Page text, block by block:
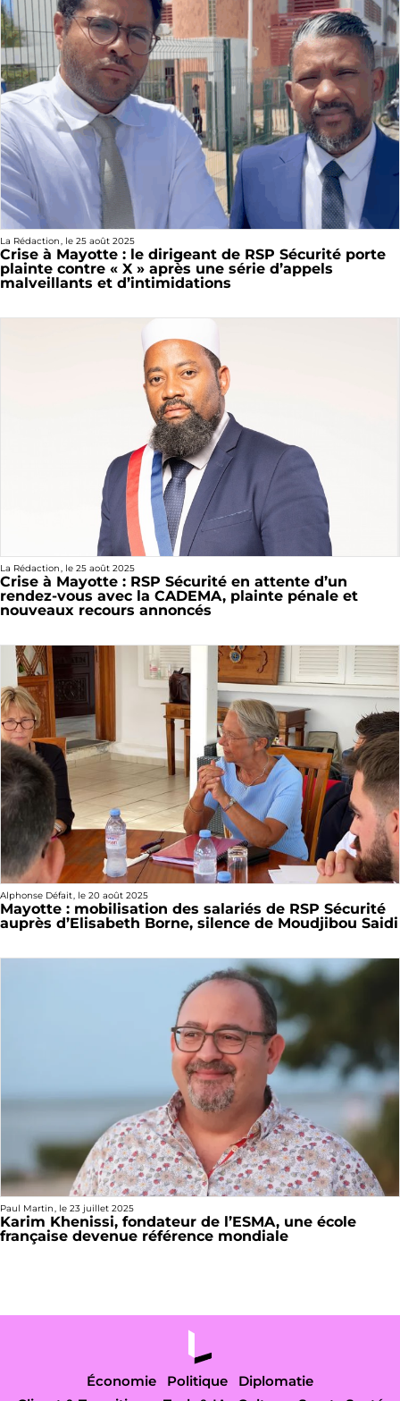
La Rédaction, le 25 août 2025
Crise à Mayotte : le dirigeant de RSP Sécurité porte
plainte contre « X » après une série d’appels
malveillants et d’intimidations
La Rédaction, le 25 août 2025
Crise à Mayotte : RSP Sécurité en attente d’un
rendez-vous avec la CADEMA, plainte pénale et
nouveaux recours annoncés
Alphonse Défait, le 20 août 2025
Mayotte : mobilisation des salariés de RSP Sécurité
auprès d’Elisabeth Borne, silence de Moudjibou Saidi
Paul Martin, le 23 juillet 2025
Karim Khenissi, fondateur de l’ESMA, une école
française devenue référence mondiale
Économie Politique
Diplomatie